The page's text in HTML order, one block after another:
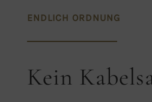
ENDLICH ORDNUNG
Kein